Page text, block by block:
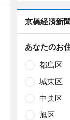
京橋経済新
あなたのお
都島区
城東区
中央区
旭区